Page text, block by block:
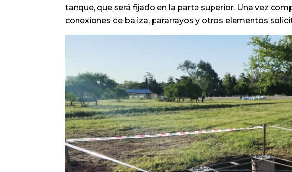
tanque, que será fijado en la parte superior. Una vez
conexiones de baliza, pararrayos y otros elementos